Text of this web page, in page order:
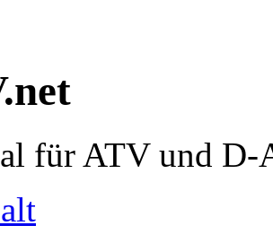
für ATV und D-